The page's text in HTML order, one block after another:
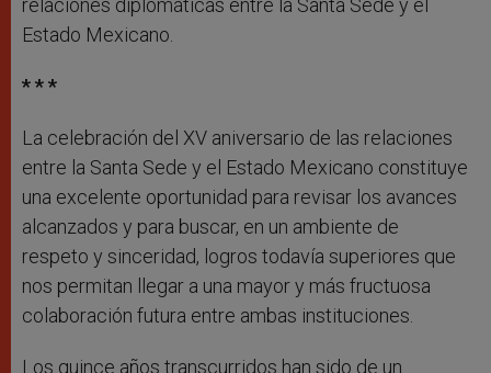
relaciones diplomáticas entre la Santa Sede y el
Estado Mexicano.
* * *
La celebración del XV aniversario de las relaciones
entre la Santa Sede y el Estado Mexicano constituye
una excelente oportunidad para revisar los avances
alcanzados y para buscar, en un ambiente de
respeto y sinceridad, logros todavía superiores que
nos permitan llegar a una mayor y más fructuosa
colaboración futura entre ambas instituciones.
Los quince años transcurridos han sido de un